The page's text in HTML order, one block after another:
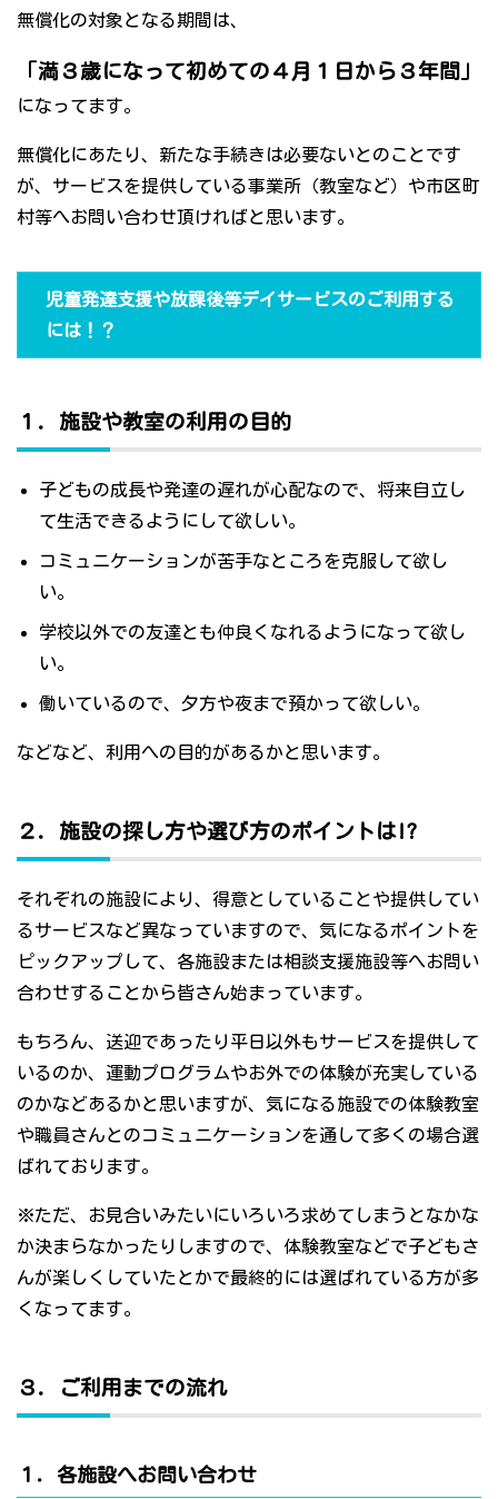
無償化の対象となる期間は、
「満３歳になって初めての４月１日から３年間」
になってます。
無償化にあたり、新たな手続きは必要ないとのことです
が、サービスを提供している事業所（教室など）や市区町
村等へお問い合わせ頂ければと思います。
児童発達支援や放課後等デイサービスのご利用する
には！？
１．施設や教室の利用の目的
子どもの成長や発達の遅れが心配なので、将来自立し
て生活できるようにして欲しい。
コミュニケーションが苦手なところを克服して欲し
い。
学校以外での友達とも仲良くなれるようになって欲し
い。
働いているので、夕方や夜まで預かって欲しい。
などなど、利用への目的があるかと思います。
２．施設の探し方や選び方のポイントは!?
それぞれの施設により、得意としていることや提供してい
るサービスなど異なっていますので、気になるポイントを
ピックアップして、各施設または相談支援施設等へお問い
合わせすることから皆さん始まっています。
もちろん、送迎であったり平日以外もサービスを提供して
いるのか、運動プログラムやお外での体験が充実している
のかなどあるかと思いますが、気になる施設での体験教室
や職員さんとのコミュニケーションを通して多くの場合選
ばれております。
※ただ、お見合いみたいにいろいろ求めてしまうとなかな
か決まらなかったりしますので、体験教室などで子どもさ
んが楽しくしていたとかで最終的には選ばれている方が多
くなってます。
３．ご利用までの流れ
１．各施設へお問い合わせ